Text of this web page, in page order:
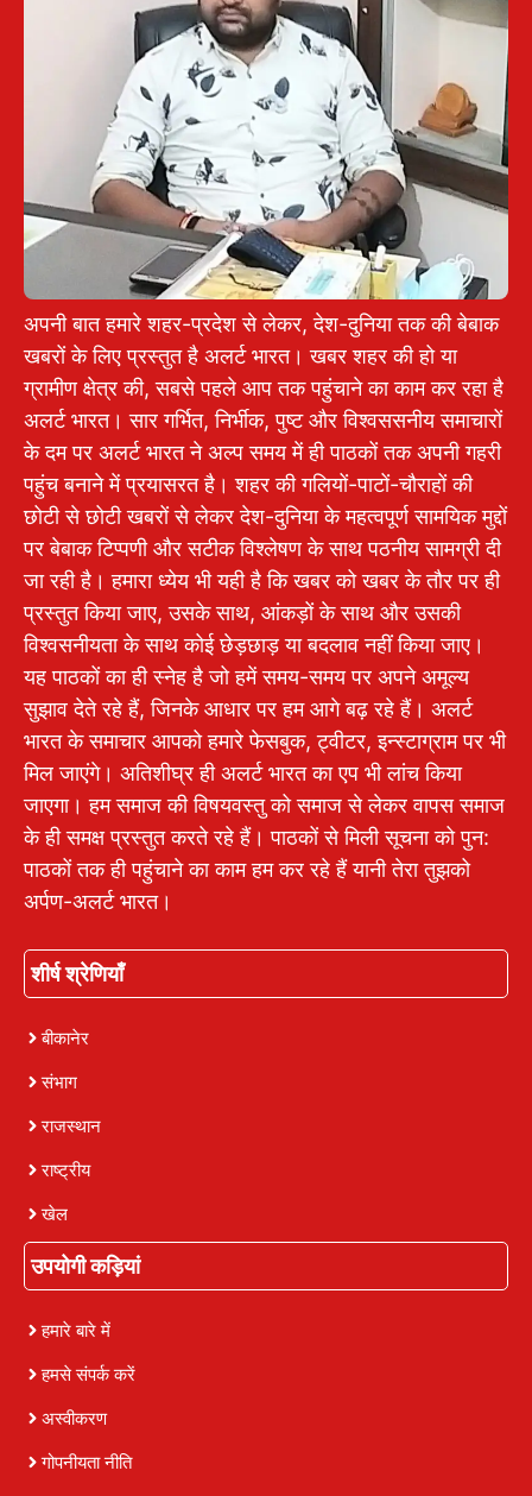
अपनी बात हमारे शहर-प्रदेश से लेकर, देश-दुनिया तक की बेबाक
खबरों के लिए प्रस्तुत है अलर्ट भारत। खबर शहर की हो या
ग्रामीण क्षेत्र की, सबसे पहले आप तक पहुंचाने का काम कर रहा है
अलर्ट भारत। सार गर्भित, निर्भीक, पुष्ट और विश्वससनीय समाचारों
के दम पर अलर्ट भारत ने अल्प समय में ही पाठकों तक अपनी गहरी
पहुंच बनाने में प्रयासरत है। शहर की गलियों-पाटों-चौराहों की
छोटी से छोटी खबरों से लेकर देश-दुनिया के महत्वपूर्ण सामयिक मुद्दों
पर बेबाक टिप्पणी और सटीक विश्लेषण के साथ पठनीय सामग्री दी
जा रही है। हमारा ध्येय भी यही है कि खबर को खबर के तौर पर ही
प्रस्तुत किया जाए, उसके साथ, आंकड़ों के साथ और उसकी
विश्वसनीयता के साथ कोई छेड़छाड़ या बदलाव नहीं किया जाए।
यह पाठकों का ही स्नेह है जो हमें समय-समय पर अपने अमूल्य
सुझाव देते रहे हैं, जिनके आधार पर हम आगे बढ़ रहे हैं। अलर्ट
भारत के समाचार आपको हमारे फेसबुक, ट्वीटर, इन्स्टाग्राम पर भी
मिल जाएंगे। अतिशीघ्र ही अलर्ट भारत का एप भी लांच किया
जाएगा। हम समाज की विषयवस्तु को समाज से लेकर वापस समाज
के ही समक्ष प्रस्तुत करते रहे हैं। पाठकों से मिली सूचना को पुन:
पाठकों तक ही पहुंचाने का काम हम कर रहे हैं यानी तेरा तुझको
अर्पण-अलर्ट भारत।
शीर्ष श्रेणियाँ
बीकानेर
संभाग
राजस्थान
राष्ट्रीय
खेल
उपयोगी कड़ियां
हमारे बारे में
हमसे संपर्क करें
अस्वीकरण
गोपनीयता नीति